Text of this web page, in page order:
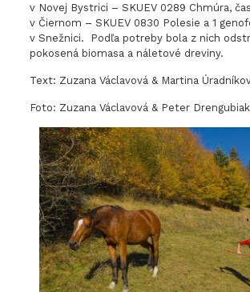
v Novej Bystrici – SKUEV 0289 Chmúra,
v Čiernom – SKUEV 0830 Polesie a 1
v Snežnici. Podľa potreby bola z nich
pokosená biomasa a náletové dreviny.
Text: Zuzana Václavová & Martina
Foto: Zuzana Václavová & Peter Drengubiak